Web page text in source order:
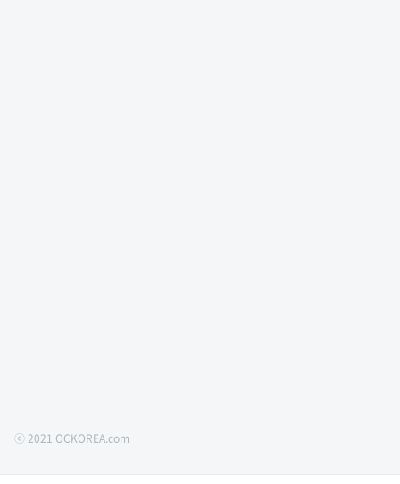
ⓒ 2021 OCKOREA.com